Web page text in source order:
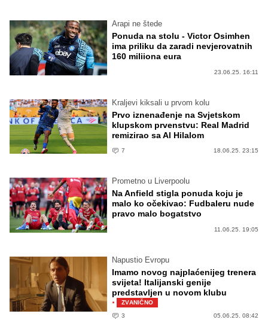
Arapi ne štede
Ponuda na stolu - Victor Osimhen
ima priliku da zaradi nevjerovatnih
160 miliiona eura
23.06.25. 16:11
Kraljevi kiksali u prvom kolu
Prvo iznenađenje na Svjetskom
klupskom prvenstvu: Real Madrid
remizirao sa Al Hilalom
7 18.06.25. 23:15
Prometno u Liverpoolu
Na Anfield stigla ponuda koju je
malo ko očekivao: Fudbaleru nude
pravo malo bogatstvo
11.06.25. 19:05
Napustio Evropu
Imamo novog najplaćenijeg trenera
svijeta! Italijanski genije
predstavljen u novom klubu
·
ZVANIČNO
3
05.06.25. 08:42